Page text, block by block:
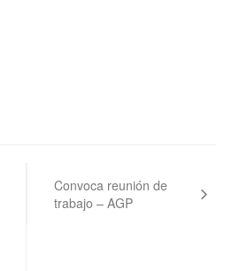
Convoca reunión de
trabajo – AGP